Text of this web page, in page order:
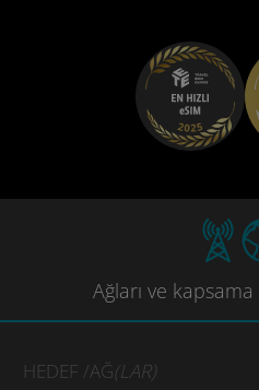
Ağları ve kapsama
HEDEF /AĞ(LAR)